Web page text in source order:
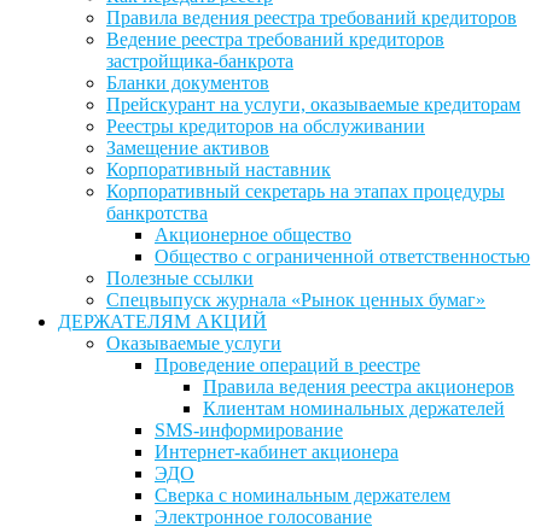
Правила ведения реестра требований кредиторов
Ведение реестра требований кредиторов
застройщика-банкрота
Бланки документов
Прейскурант на услуги, оказываемые кредиторам
Реестры кредиторов на обслуживании
Замещение активов
Корпоративный наставник
Корпоративный секретарь на этапах процедуры
банкротства
Акционерное общество
Общество с ограниченной ответственностью
Полезные ссылки
Спецвыпуск журнала «Рынок ценных бумаг»
ДЕРЖАТЕЛЯМ АКЦИЙ
Оказываемые услуги
Проведение операций в реестре
Правила ведения реестра акционеров
Клиентам номинальных держателей
SMS-информирование
Интернет-кабинет акционера
ЭДО
Сверка с номинальным держателем
Электронное голосование